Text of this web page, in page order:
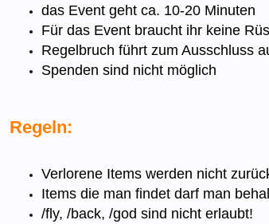
das Event geht ca. 10-20 Minuten
Für das Event braucht ihr keine
Regelbruch führt zum Ausschluss
Spenden sind nicht möglich
Regeln:
Verlorene Items werden nicht
Items die man findet darf man
/fly, /back, /god sind nicht erlaubt!